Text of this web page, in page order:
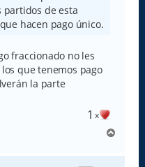
partidos de esta
hacen pago único.
fraccionado no les
que tenemos pago
la parte
1 x
r